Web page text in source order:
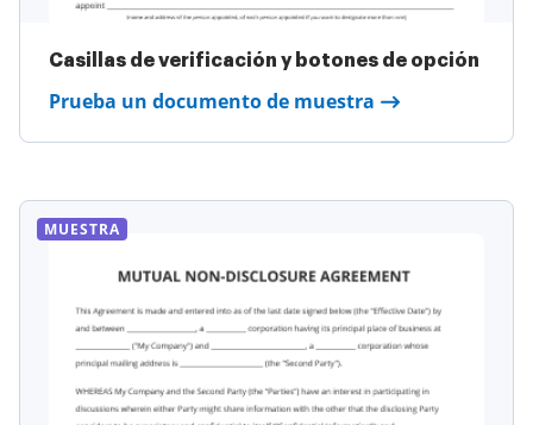
Casillas de verificación y botones de opción
Prueba un documento de muestra
MUESTRA